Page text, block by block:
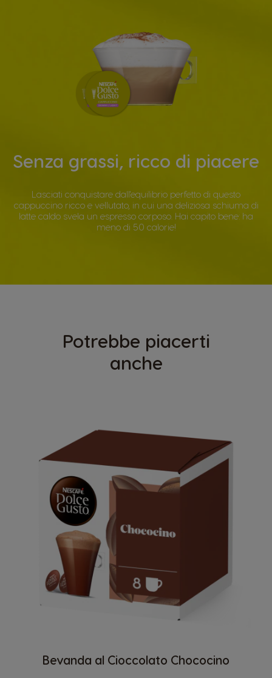
Senza grassi, ricco di piacere
Lasciati conquistare dall'equilibrio perfetto di questo
cappuccino ricco e vellutato, in cui una deliziosa schiuma di
latte caldo svela un espresso corposo. Hai capito bene: ha
meno di 50 calorie!
Potrebbe piacerti
anche
Bevanda al Cioccolato Chococino